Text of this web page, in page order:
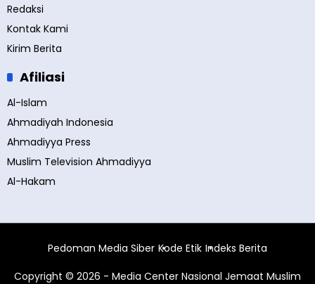
Redaksi
Kontak Kami
Kirim Berita
Afiliasi
Al-Islam
Ahmadiyah Indonesia
Ahmadiyya Press
Muslim Television Ahmadiyya
Al-Hakam
Pedoman Media Siber Kode Etik Indeks Berita
Copyright © 2026 - Media Center Nasional Jemaat Muslim